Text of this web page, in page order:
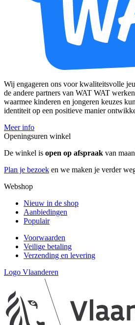
Wij engageren ons voor kwaliteitsvolle
de andere partners van WAT WAT
waarmee kinderen en jongeren keuzes
identiteit op een positieve manier
Meer info
Openingsuren winkel
De winkel is open op afspraak van
Plan je bezoek en we maken je verder
Webshop
Nieuw in de shop
Aanbiedingen
Populair
Voorwaarden
Veilige betaling
Verzending en levering
Logo Vlaanderen